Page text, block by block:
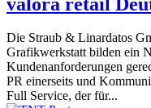
Die Straub & Linardatos
Grafikwerkstatt bilden ein
Kundenanforderungen
PR einerseits und
Full Service, der für...